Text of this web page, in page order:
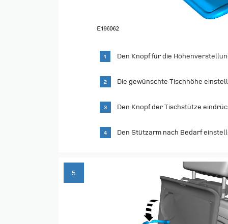
Den Knopf für die
Die gewünschte Tischhöhe
Den Knopf der Tischstütze
Den Stützarm nach Bedarf
5